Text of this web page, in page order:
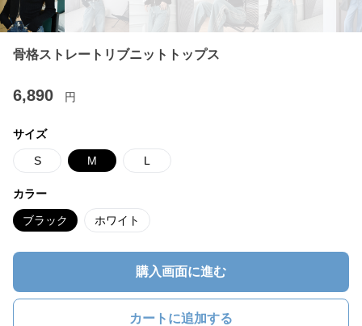
骨格ストレートリブニットトップス
6,890 円
サイズ
S M L
カラー
ブラック ホワイト
購入画面に進む
カートに追加する